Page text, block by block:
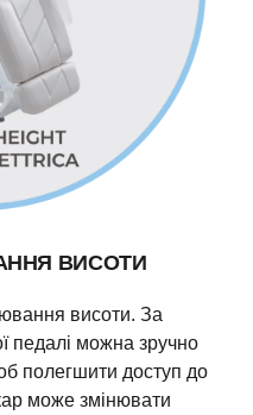
ВИСОТИ
висоти. За
педалі можна зручно
полегшити доступ до
може змінювати